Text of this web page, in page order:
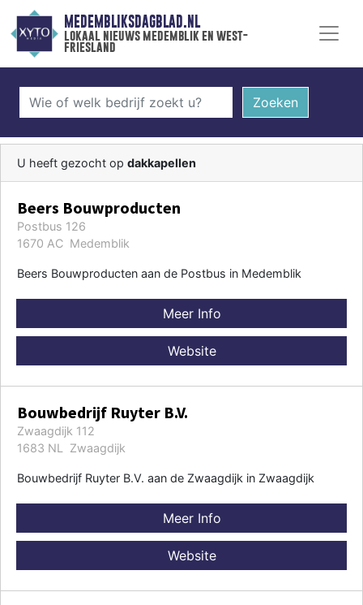
MEDEMBLIKSDAGBLAD.NL
lokaal nieuws medemblik en west-
friesland
Zoeken
U heeft gezocht op dakkapellen
Beers Bouwproducten
Postbus 126
1670 AC Medemblik
Beers Bouwproducten aan de Postbus in Medemblik
Meer Info
Website
Bouwbedrijf Ruyter B.V.
Zwaagdijk 112
1683 NL Zwaagdijk
Bouwbedrijf Ruyter B.V. aan de Zwaagdijk in Zwaagdijk
Meer Info
Website